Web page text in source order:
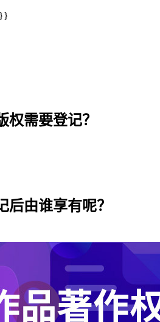
权需要登记？
后由谁享有呢？